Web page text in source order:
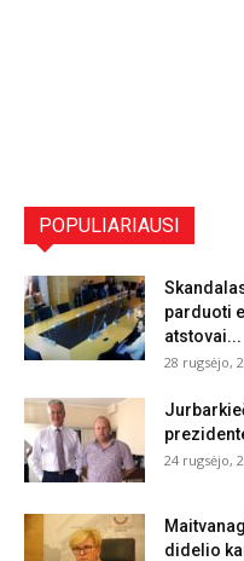
POPULIARIAUSI
parduoti
atstovai...
28 rugsėjo,
24 rugsėjo,
didelio